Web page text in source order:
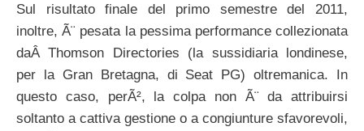
Sul risultato finale del primo semestre del 2011,
inoltre, Ã¨ pesata la pessima performance collezionata
daÂ Thomson Directories (la sussidiaria londinese,
per la Gran Bretagna, di Seat PG) oltremanica. In
questo caso, perÃ², la colpa non Ã¨ da attribuirsi
soltanto a cattiva gestione o a congiunture sfavorevoli,